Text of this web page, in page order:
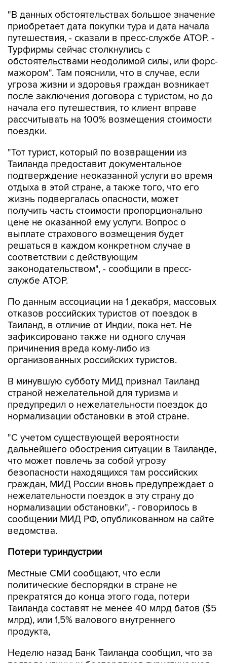
"В данных обстоятельствах большое значение
приобретает дата покупки тура и дата начала
путешествия, - сказали в пресс-службе АТОР. -
Турфирмы сейчас столкнулись с
обстоятельствами неодолимой силы, или форс-
мажором". Там пояснили, что в случае, если
угроза жизни и здоровья граждан возникает
после заключения договора с туристом, но до
начала его путешествия, то клиент вправе
рассчитывать на 100% возмещения стоимости
поездки.
"Тот турист, который по возвращении из
Таиланда предоставит документальное
подтверждение неоказанной услуги во время
отдыха в этой стране, а также того, что его
жизнь подвергалась опасности, может
получить часть стоимости пропорционально
цене не оказанной ему услуги. Вопрос о
выплате страхового возмещения будет
решаться в каждом конкретном случае в
соответствии с действующим
законодательством", - сообщили в пресс-
службе АТОР.
По данным ассоциации на 1 декабря, массовых
отказов российских туристов от поездок в
Таиланд, в отличие от Индии, пока нет. Не
зафиксировано также ни одного случая
причинения вреда кому-либо из
организованных российских туристов.
В минувшую субботу МИД признал Таиланд
страной нежелательной для туризма и
предупредил о нежелательности поездок до
нормализации обстановки в этой стране.
"С учетом существующей вероятности
дальнейшего обострения ситуации в Таиланде,
что может повлечь за собой угрозу
безопасности находящихся там российских
граждан, МИД России вновь предупреждает о
нежелательности поездок в эту страну до
нормализации обстановки", - говорилось в
сообщении МИД РФ, опубликованном на сайте
ведомства.
Потери туриндустрии
Местные СМИ сообщают, что если
политические беспорядки в стране не
прекратятся до конца этого года, потери
Таиланда составят не менее 40 млрд батов ($5
млрд), или 1,5% валового внутреннего
продукта,
Неделю назад Банк Таиланда сообщил, что за